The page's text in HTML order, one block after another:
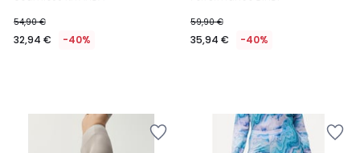
54,90 €
32,94 € -40%
59,90 €
35,94 € -40%